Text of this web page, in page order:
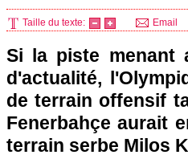
Taille du texte: Email
Si la piste menant
d'actualité,
de terrain offensif
Fenerbahçe aurait
terrain serbe Milos